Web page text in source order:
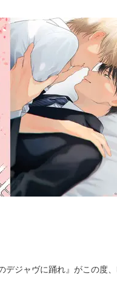
デジャヴに踊れ』がこの度